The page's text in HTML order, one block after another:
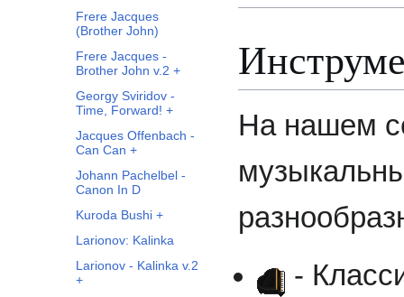
Frere Jacques
(Brother John)
Frere Jacques -
Brother John v.2 +
Georgy Sviridov -
Time, Forward! +
Jacques Offenbach -
Can Can +
Johann Pachelbel -
Canon In D
Kuroda Bushi +
Larionov: Kalinka
Larionov - Kalinka v.2
+
На нашем
-